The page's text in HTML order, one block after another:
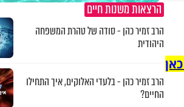
הרצאות משנות חיים
הרב זמיר כהן - סודה של טהרת המשפחה
היהודית
הרב זמיר כהן - בלעדי האלוקים, איך התחילו
החיים?